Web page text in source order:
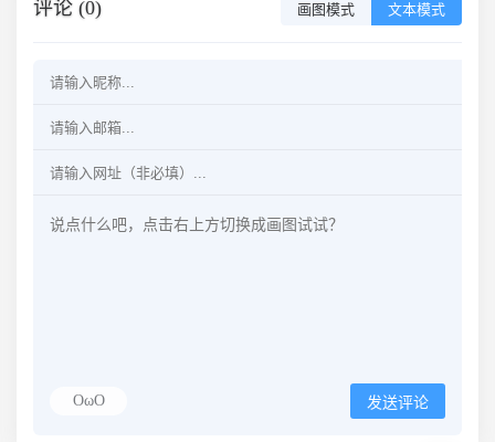
评论 (0) 画图模式 文本模式
OωO 发送评论